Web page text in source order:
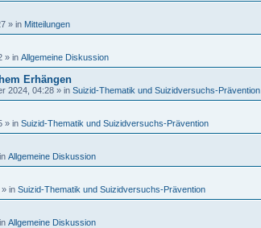
» in Mitteilungen
» in Allgemeine Diskussion
Erhängen
2024, 04:28 » in Suizid-Thematik und Suizidversuchs-Prävention
» in Suizid-Thematik und Suizidversuchs-Prävention
Allgemeine Diskussion
» in Suizid-Thematik und Suizidversuchs-Prävention
Allgemeine Diskussion